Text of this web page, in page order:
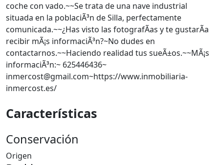
coche con vado.~~Se trata de una nave industrial
situada en la poblaciÃ³n de Silla, perfectamente
comunicada.~~¿Has visto las fotografÃ­as y te gustarÃ­a
recibir mÃ¡s informaciÃ³n?~No dudes en
contactarnos.~~Haciendo realidad tus sueÃ±os.~~MÃ¡s
informaciÃ³n:~ 625446436~
inmercost@gmail.com~https://www.inmobiliaria-
inmercost.es/
Características
Conservación
Origen